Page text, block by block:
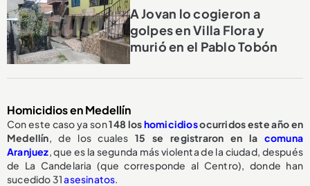
A Jovan lo cogieron a
golpes en Villa Flora y
murió en el Pablo Tobón
Homicidios en Medellín
Con este caso ya son148 loshomicidiosocurridos este año en
Medellín, de los cuales15 se registraron en la comuna
Aranjuez, que es la segunda más violenta de la ciudad, después
de La Candelaria (que corresponde al Centro), donde han
sucedido 31asesinatos.